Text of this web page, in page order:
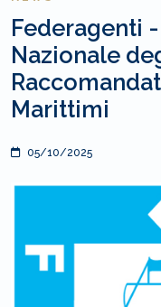
Federagenti
Nazionale
Marittimi
05/10/2025